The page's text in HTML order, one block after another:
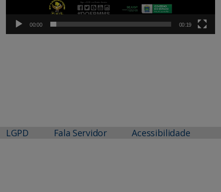
00:00 00:19
LGPD Fala Servidor Acessibilidade